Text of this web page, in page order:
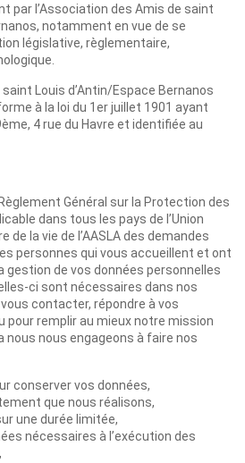
par l’Association des Amis de saint
notamment en vue de se
législative, règlementaire,
Louis d’Antin/Espace Bernanos
à la loi du 1er juillet 1901 ayant
4 rue du Havre et identifiée au
Général sur la Protection des
dans tous les pays de l’Union
de la vie de l’AASLA des demandes
personnes qui vous accueillent et ont
gestion de vos données personnelles
ci sont nécessaires dans nos
contacter, répondre à vos
pour remplir au mieux notre mission
nous nous engageons à faire nos
conserver vos données,
que nous réalisons,
une durée limitée,
nécessaires à l’exécution des